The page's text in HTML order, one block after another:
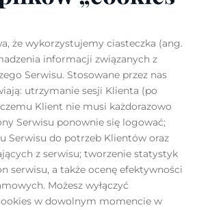
że wykorzystujemy ciasteczka (ang.
informacji związanych z
Serwisu. Stosowane przez nas
utrzymanie sesji Klienta (po
Klient nie musi każdorazowo
Serwisu ponownie się logować;
Serwisu do potrzeb Klientów oraz
z serwisu; tworzenie statystyk
serwisu, a także ocenę efektywności
Możesz wyłączyć
w dowolnym momencie w